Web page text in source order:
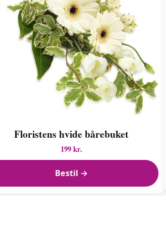
Floristens hvide bårebuket
199 kr.
Bestil →